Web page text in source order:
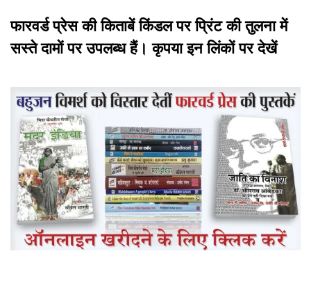
फारवर्ड प्रेस की किताबें किंडल पर प्रिंट की तुलना में
सस्ते दामों पर उपलब्ध हैं। कृपया इन लिंकों पर देखें